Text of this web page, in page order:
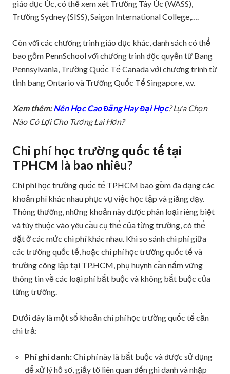
giáo dục Úc, có thể xem xét Trường Tây Úc (WASS),
Trường Sydney (SISS), Saigon International College,….
Còn với các chương trình giáo dục khác, danh sách có thể
bao gồm PennSchool với chương trình độc quyền từ Bang
Pennsylvania, Trường Quốc Tế Canada với chương trình từ
tỉnh bang Ontario và Trường Quốc Tế Singapore, v.v.
Xem thêm: Nên Học Cao Đẳng Hay Đại Học? Lựa Chọn
Nào Có Lợi Cho Tương Lai Hơn?
Chi phí học trường quốc tế tại
TPHCM là bao nhiêu?
Chi phí học trường quốc tế TPHCM bao gồm đa dạng các
khoản phí khác nhau phục vụ việc học tập và giảng dạy.
Thông thường, những khoản này được phân loại riêng biệt
và tùy thuộc vào yêu cầu cụ thể của từng trường, có thể
đặt ở các mức chi phí khác nhau. Khi so sánh chi phí giữa
các trường quốc tế, hoặc chi phí học trường quốc tế và
trường công lập tại TP.HCM, phụ huynh cần nắm vững
thông tin về các loại phí bắt buộc và không bắt buộc của
từng trường.
Dưới đây là một số khoản chi phí học trường quốc tế cần
chi trả:
Phí ghi danh:Chi phí này là bắt buộc và được sử dụng
để xử lý hồ sơ, giấy tờ liên quan đến ghi danh và nhập